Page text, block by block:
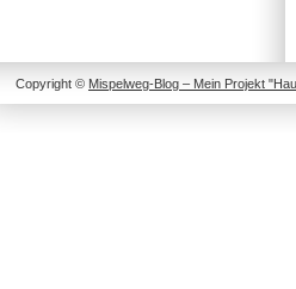
Copyright © Mispelweg-Blog – Mein Projekt